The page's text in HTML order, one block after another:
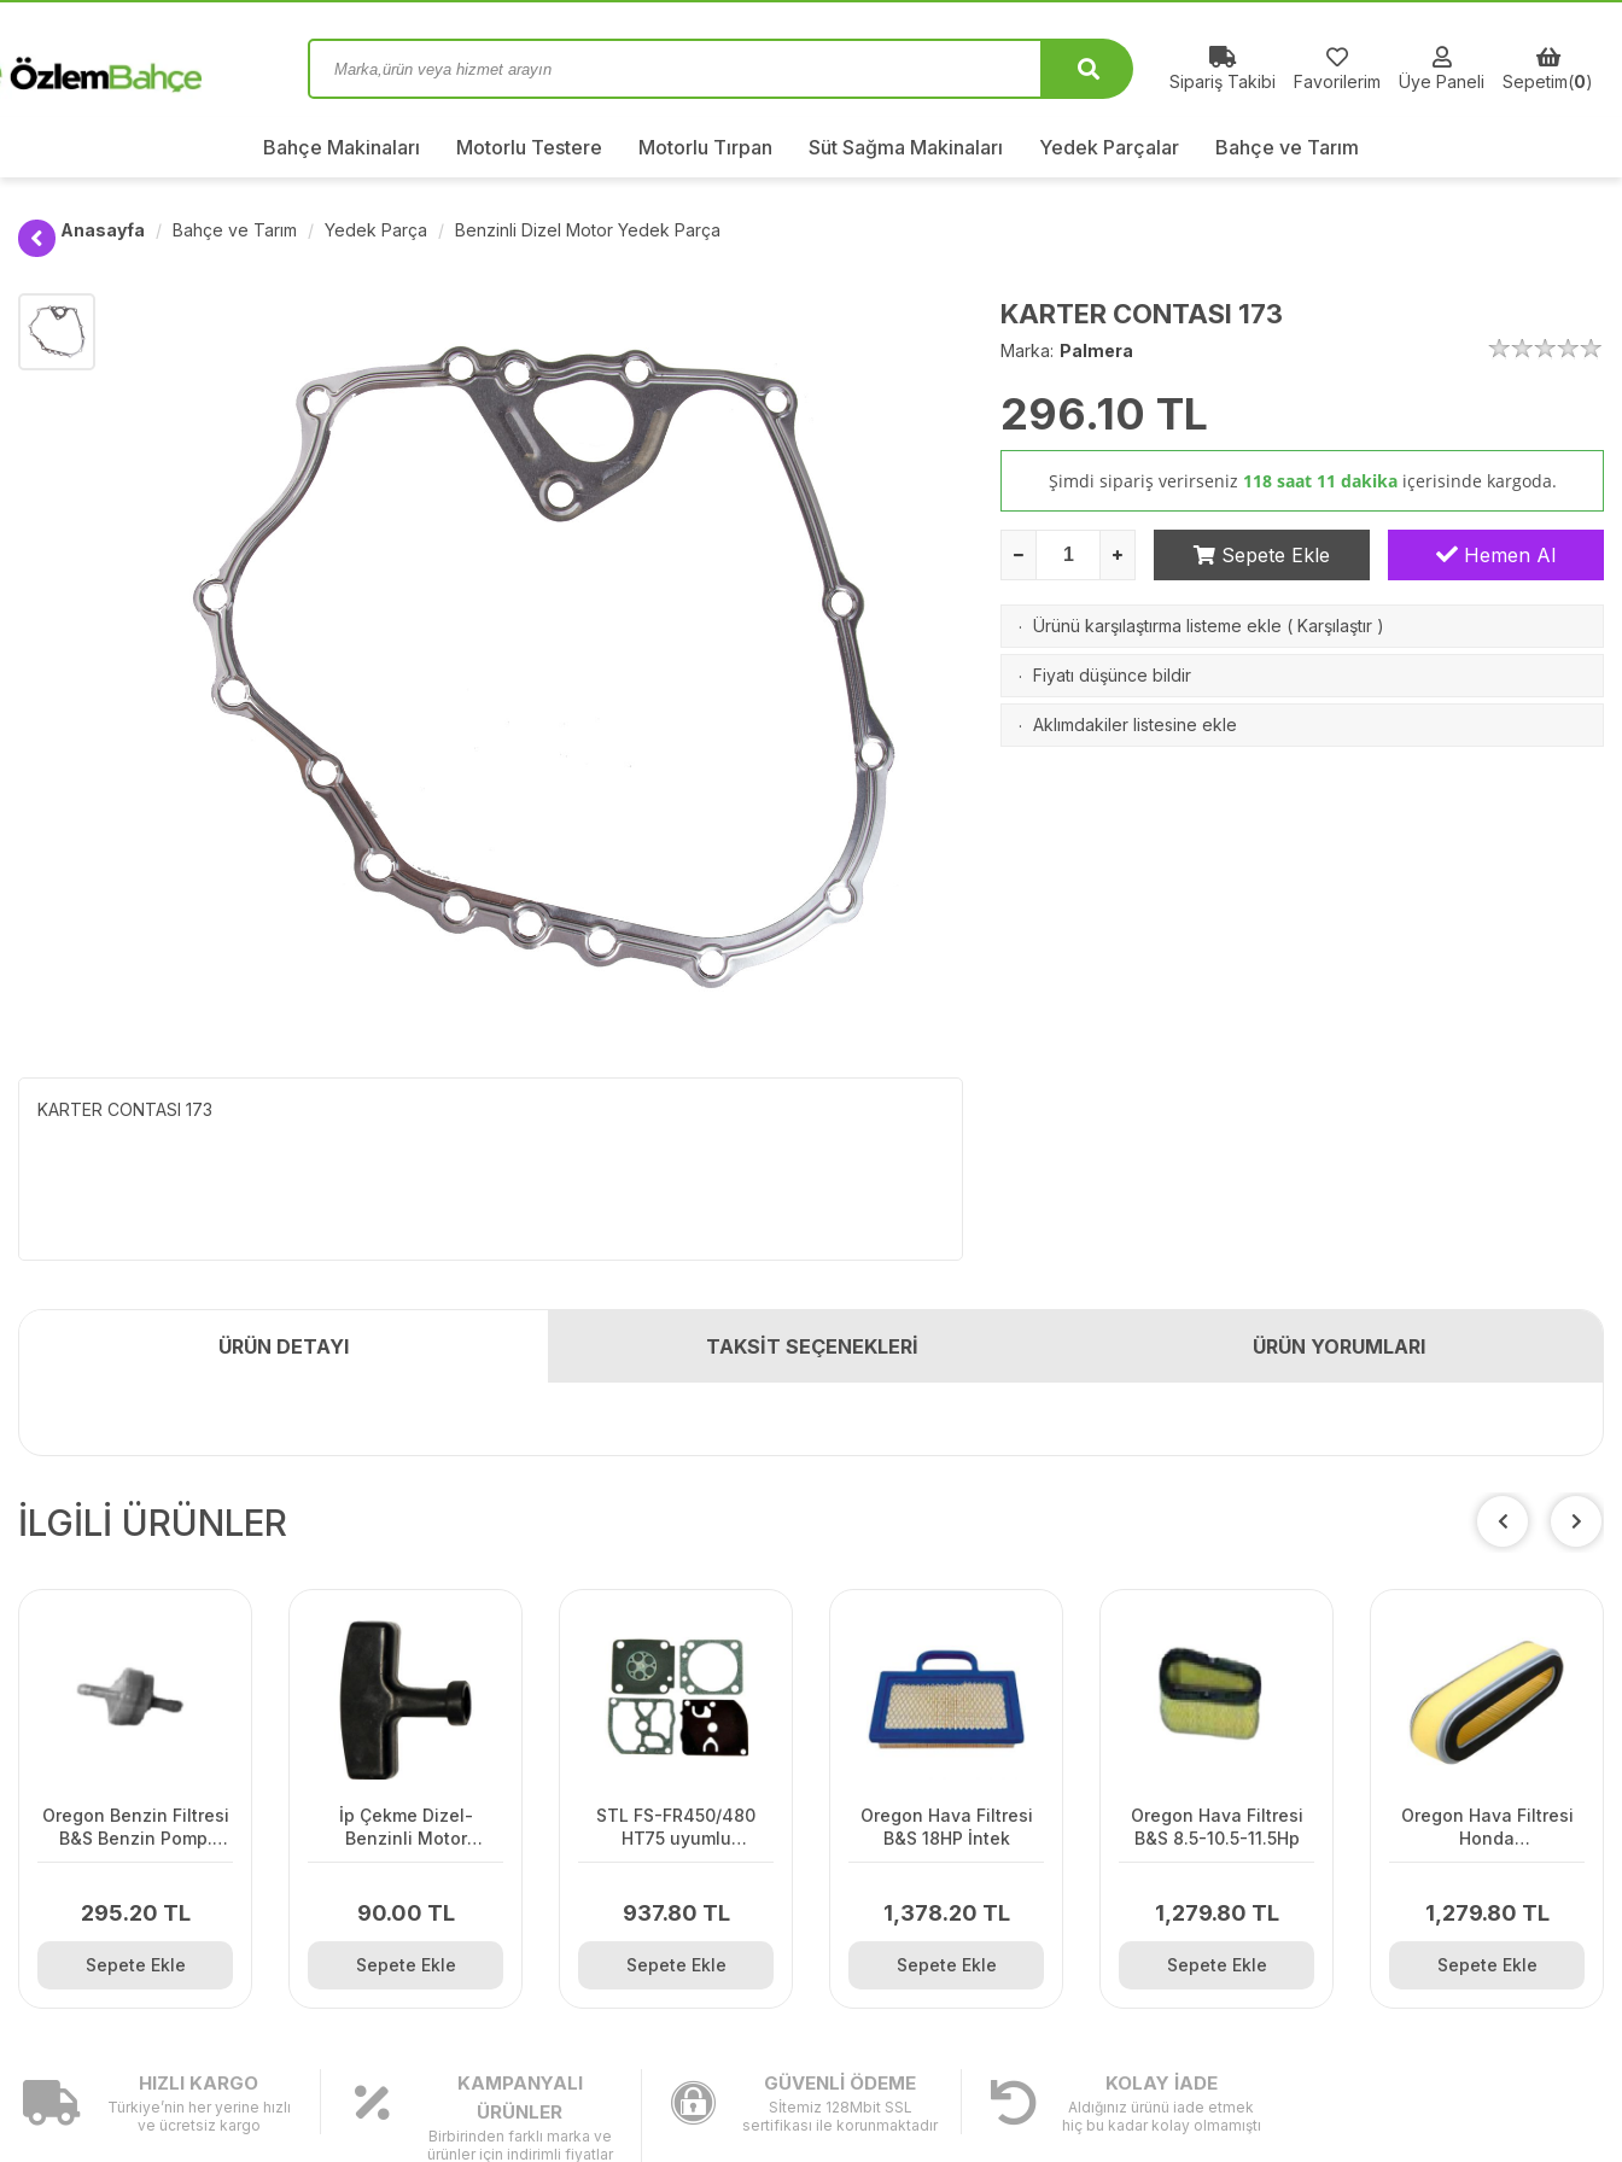
Sipariş Takibi Favorilerim Üye Paneli Sepetim(0)
Bahçe Makinaları Motorlu Testere Motorlu Tırpan Süt Sağma Makinaları Yedek Parçalar Bahçe ve Tarım
Anasayfa Bahçe ve Tarım Yedek Parça Benzinli Dizel Motor Yedek Parça
KARTER CONTASI 173
KARTER CONTASI 173
Marka: Palmera
296.10 TL
Şimdi sipariş verirseniz 118 saat 11 dakika içerisinde kargoda.
Sepete Ekle Hemen Al
· Ürünü karşılaştırma listeme ekle ( Karşılaştır )
· Fiyatı düşünce bildir
· Aklımdakiler listesine ekle
ÜRÜN DETAYI TAKSİT SEÇENEKLERİ ÜRÜN YORUMLARI
İLGİLİ ÜRÜNLER
Oregon Benzin Filtresi
B&S Benzin Pomp.
295.20 TL
Sepete Ekle
İp Çekme Dizel-
Benzinli Motor
90.00 TL
Sepete Ekle
STL FS-FR450/480
HT75 uyumlu
937.80 TL
Sepete Ekle
Oregon Hava Filtresi
B&S 18HP İntek
1,378.20 TL
Sepete Ekle
Oregon Hava Filtresi
B&S 8.5-10.5-11.5Hp
1,279.80 TL
Sepete Ekle
Oregon Hava Filtresi
Honda
1,279.80 TL
Sepete Ekle
HIZLI KARGO
Türkiye’nin her yerine hızlı
ve ücretsiz kargo
KAMPANYALI
ÜRÜNLER
Birbirinden farklı marka ve
ürünler için indirimli fiyatlar
GÜVENLİ ÖDEME
Sİtemiz 128Mbit SSL
sertifikası ile korunmaktadır
KOLAY İADE
Aldığınız ürünü iade etmek
hiç bu kadar kolay olmamıştı